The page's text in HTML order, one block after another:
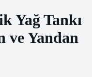
Yağ Tankı
ve Yandan